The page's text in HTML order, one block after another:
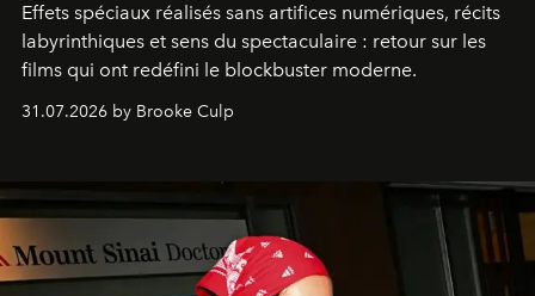
Effets spéciaux réalisés sans artifices numériques, récits
labyrinthiques et sens du spectaculaire : retour sur les
films qui ont redéfini le blockbuster moderne.
31.07.2026 by Brooke Culp